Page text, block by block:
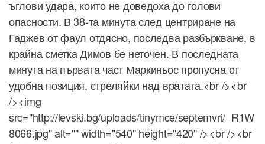
ъглови удара, които не доведоха до голови
опасности. В 38-та минута след центриране на
Гаджев от фаул отдясно, последва разбъркване, в
крайна сметка Димов бе неточен. В последната
минута на първата част Маркиньос пропусна от
удобна позиция, стреляйки над вратата.<br /><br
/><img
src="http://levski.bg/uploads/tinymce/septemvri/_R1W
8066.jpg" alt="" width="540" height="420" /><br /><br